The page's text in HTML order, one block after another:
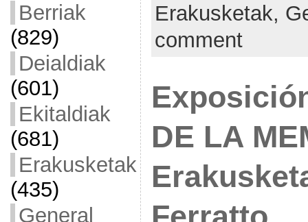
Berriak
(829)
Deialdiak
(601)
Ekitaldiak
(681)
Erakusketak
(435)
General
Erakusketak,
comment
DE LA